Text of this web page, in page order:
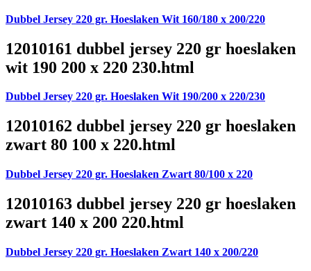
Dubbel Jersey 220 gr. Hoeslaken Wit 160/180 x 200/220
12010161 dubbel jersey 220 gr hoeslaken
wit 190 200 x 220 230.html
Dubbel Jersey 220 gr. Hoeslaken Wit 190/200 x 220/230
12010162 dubbel jersey 220 gr hoeslaken
zwart 80 100 x 220.html
Dubbel Jersey 220 gr. Hoeslaken Zwart 80/100 x 220
12010163 dubbel jersey 220 gr hoeslaken
zwart 140 x 200 220.html
Dubbel Jersey 220 gr. Hoeslaken Zwart 140 x 200/220